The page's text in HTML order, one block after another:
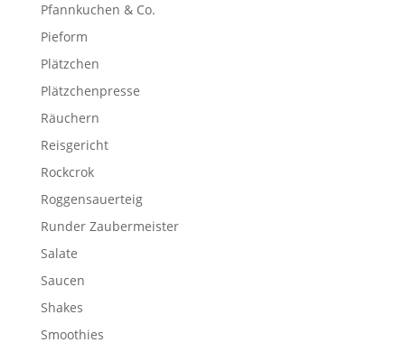
Pfannkuchen & Co.
Pieform
Plätzchen
Plätzchenpresse
Räuchern
Reisgericht
Rockcrok
Roggensauerteig
Runder Zaubermeister
Salate
Saucen
Shakes
Smoothies